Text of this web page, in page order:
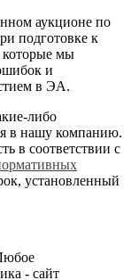
аукционе по
подготовке к
которые мы
и
в ЭА.
либо
в нашу компанию.
в соответствии с
установленный
- сайт